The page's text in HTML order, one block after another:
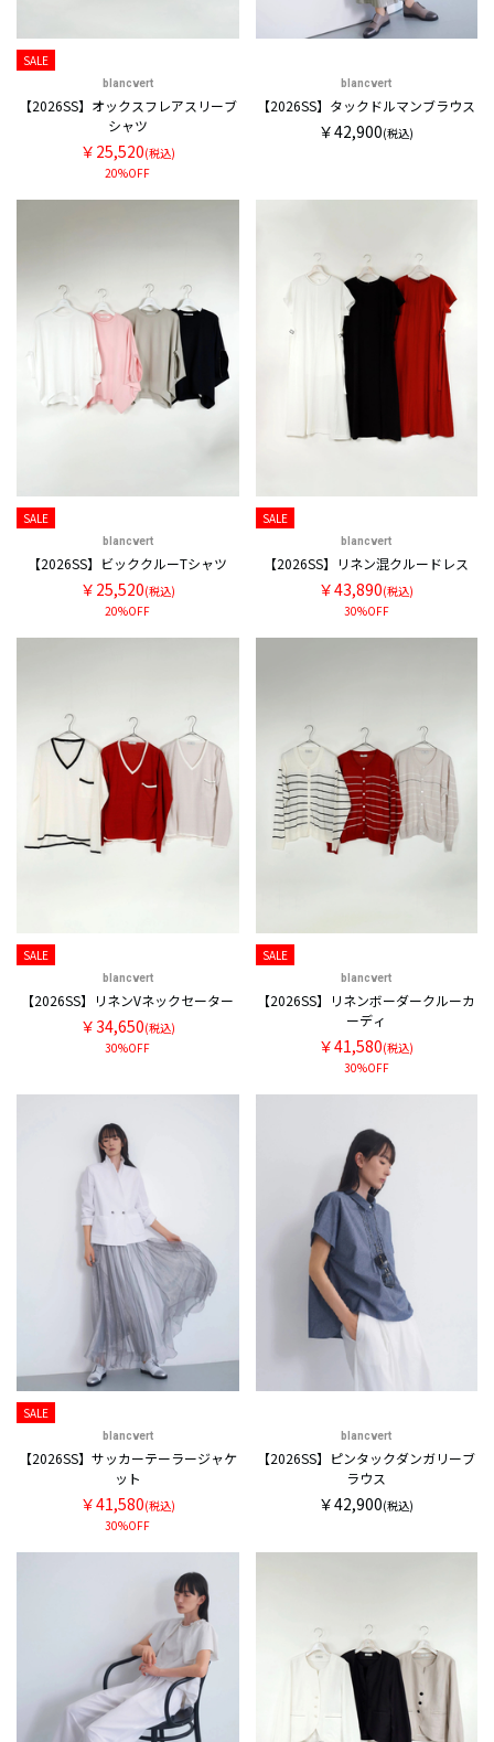
SALE
blancvert
【2026SS】オックスフレアスリーブ
シャツ
￥25,520(税込)
20%OFF
blancvert
【2026SS】タックドルマンブラウス
￥42,900(税込)
SALE
blancvert
【2026SS】ビッククルーTシャツ
￥25,520(税込)
20%OFF
SALE
blancvert
【2026SS】リネン混クルードレス
￥43,890(税込)
30%OFF
SALE
blancvert
【2026SS】リネンVネックセーター
￥34,650(税込)
30%OFF
SALE
blancvert
【2026SS】リネンボーダークルーカ
ーディ
￥41,580(税込)
30%OFF
SALE
blancvert
【2026SS】サッカーテーラージャケ
ット
￥41,580(税込)
30%OFF
blancvert
【2026SS】ピンタックダンガリーブ
ラウス
￥42,900(税込)